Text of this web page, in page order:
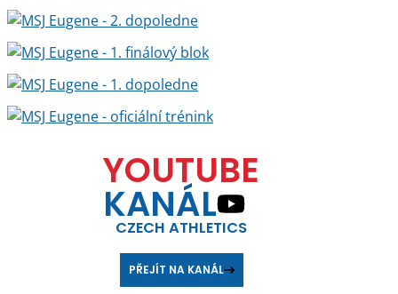
YOUTUBE
KANÁL
CZECH ATHLETICS
PŘEJÍT NA KANÁL